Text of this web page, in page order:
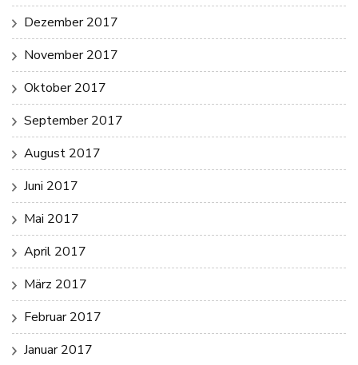
Dezember 2017
November 2017
Oktober 2017
September 2017
August 2017
Juni 2017
Mai 2017
April 2017
März 2017
Februar 2017
Januar 2017